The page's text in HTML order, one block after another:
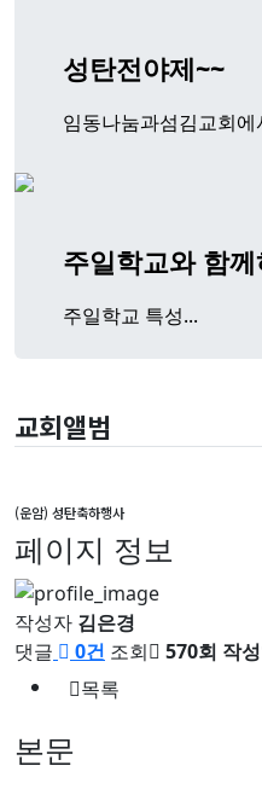
성탄전야제~~
임동나눔과섬김교회에
주일학교와 함
주일학교 특성...
교회앨범
(운암) 성탄축하행사
페이지 정보
작성자 김은경
댓글
0건 조회 570회 작
목록
본문